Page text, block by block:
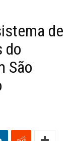
de
do
São